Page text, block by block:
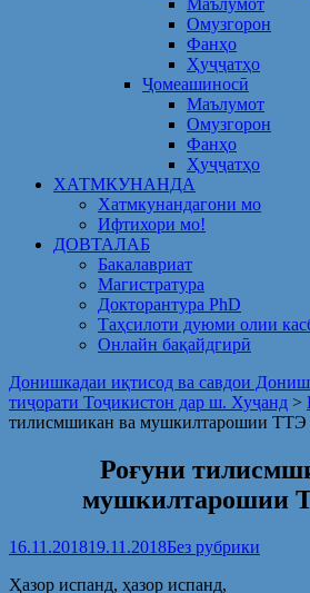
Маълумот
Омузгорон
Фанҳо
Ҳуҷҷатҳо
Ҷомеашиносӣ
Маълумот
Омузгорон
Фанҳо
Ҳуҷҷатҳо
ХАТМКУНАНДА
Хатмкунандагони мо
Ифтихори мо!
ДОВТАЛАБ
Бакалавриат
Магистратура
Докторантура PhD
Таҳсилоти дуюми олии
Онлайн бақайдгирӣ
Донишкадаи иқтисод ва савдои
тиҷорати Тоҷикистон дар ш. Хуҷанд >
тилисмшикан ва мушкилтарошии
Роғуни
мушкилтарошии
16.11.201819.11.2018Без рубрики
Ҳазор испанд, ҳазор испанд,